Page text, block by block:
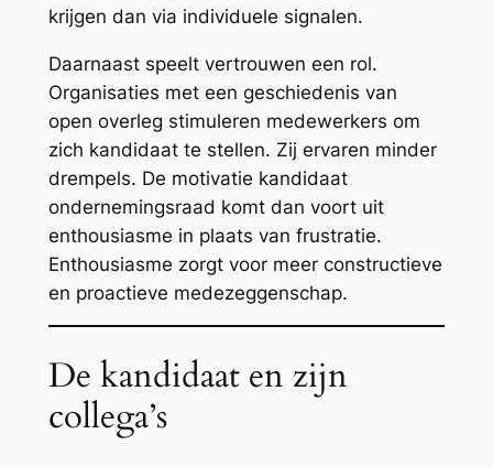
krijgen dan via individuele signalen.
Daarnaast speelt vertrouwen een rol.
Organisaties met een geschiedenis van
open overleg stimuleren medewerkers om
zich kandidaat te stellen. Zij ervaren minder
drempels. De motivatie kandidaat
ondernemingsraad komt dan voort uit
enthousiasme in plaats van frustratie.
Enthousiasme zorgt voor meer constructieve
en proactieve medezeggenschap.
De kandidaat en zijn
collega’s